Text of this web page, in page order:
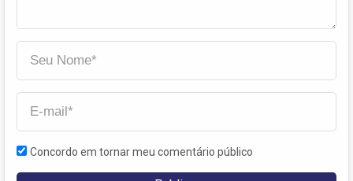
Concordo em tornar meu comentário público